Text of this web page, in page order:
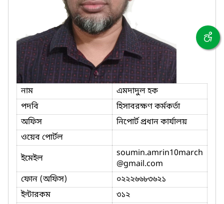
নাম
এমদাদুল হক
পদবি
হিসাবরক্ষণ কর্মকর্তা
অফিস
নিপোর্ট প্রধান কার্যালয়
ওয়েব পোর্টল
ইমেইল
soumin.amrin10march
@gmail.com
ফোন (অফিস)
০২২২৬৬৮৩৬২১
ইন্টারকম
৩১২